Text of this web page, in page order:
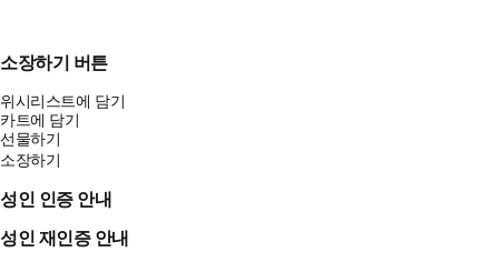
소장하기 버튼
위시리스트에 담기
카트에 담기
선물하기
소장하기
성인 인증 안내
성인 재인증 안내